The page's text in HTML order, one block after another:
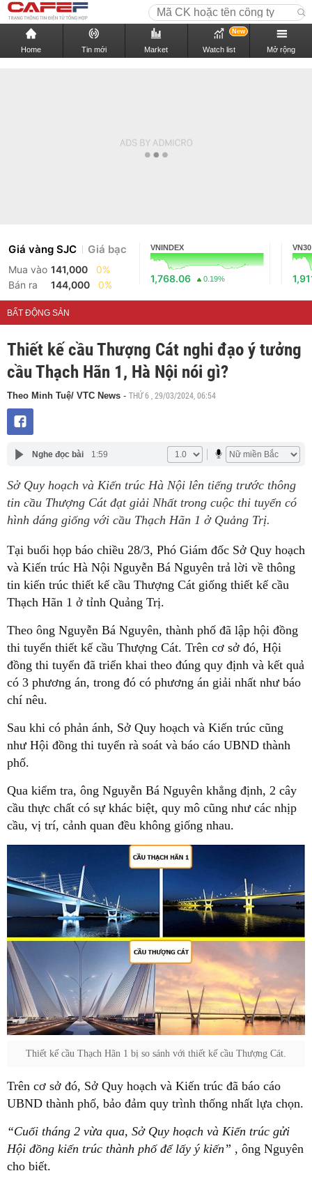
Home Tin mới Market Watch list
New
Mở rộng
Giá vàng SJC Giá bạc
Mua vào 141,000
0%
Bán ra
144,000 0%
VNINDEX
1,768.06 0.19%
VN30
BẤT ĐỘNG SẢN
Thiết kế cầu Thượng Cát nghi đạo ý tưởng
cầu Thạch Hãn 1, Hà Nội nói gì?
Theo Minh Tuệ/ VTC News - THỨ 6 , 29/03/2024, 06:54
Nghe đọc bài 1:59
Sở Quy hoạch và Kiến trúc Hà Nội lên tiếng trước thông
tin cầu Thượng Cát đạt giải Nhất trong cuộc thi tuyển có
hình dáng giống với cầu Thạch Hãn 1 ở Quảng Trị.
Tại buổi họp báo chiều 28/3, Phó Giám đốc Sở Quy hoạch
và Kiến trúc Hà Nội Nguyễn Bá Nguyên trả lời về thông
tin kiến trúc thiết kế cầu Thượng Cát giống thiết kế cầu
Thạch Hãn 1 ở tỉnh Quảng Trị.
Theo ông Nguyễn Bá Nguyên, thành phố đã lập hội đồng
thi tuyển thiết kế cầu Thượng Cát. Trên cơ sở đó, Hội
đồng thi tuyển đã triển khai theo đúng quy định và kết quả
có 3 phương án, trong đó có phương án giải nhất như báo
chí nêu.
Sau khi có phản ánh, Sở Quy hoạch và Kiến trúc cũng
như Hội đồng thi tuyển rà soát và báo cáo UBND thành
phố.
Qua kiểm tra, ông Nguyễn Bá Nguyên khẳng định, 2 cây
cầu thực chất có sự khác biệt, quy mô cũng như các nhịp
cầu, vị trí, cảnh quan đều không giống nhau.
Thiết kế cầu Thạch Hãn 1 bị so sánh với thiết kế cầu Thượng Cát.
Trên cơ sở đó, Sở Quy hoạch và Kiến trúc đã báo cáo
UBND thành phố, bảo đảm quy trình thống nhất lựa chọn.
“Cuối tháng 2 vừa qua, Sở Quy hoạch và Kiến trúc gửi
Hội đồng kiến trúc thành phố để lấy ý kiến” , ông Nguyên
cho biết.